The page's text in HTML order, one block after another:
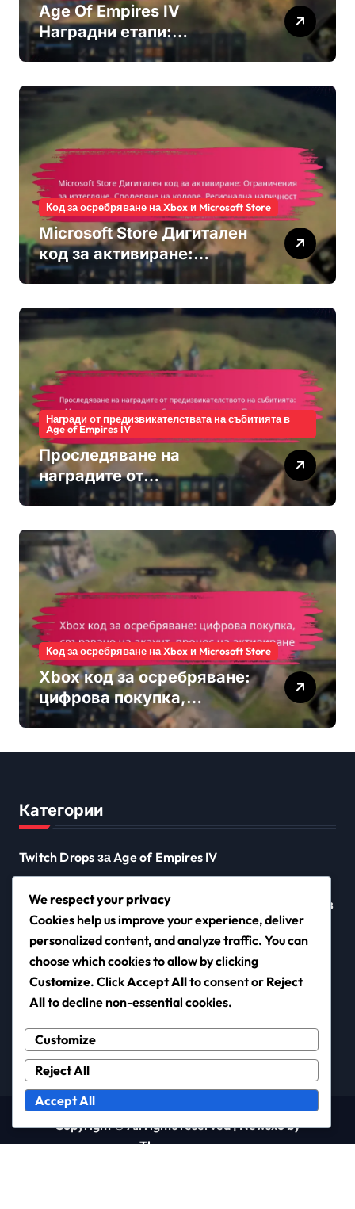
Age Of Empires IV
Наградни етапи:
Проследяване на
на бонуси, Признание от
общността
Код за осребряване на Xbox и Microsoft Store
Microsoft Store Дигитален
код за активиране:
Ограничения за изтегляне,
Регионална наличност
Награди от предизвикателствата на събитията в
Age of Empires IV
Проследяване на
наградите от
предизвикателството на
напредъка, Системи за
класиране, Процедури за
заявяване
Код за осребряване на Xbox и Microsoft Store
Xbox код за осребряване:
цифрова покупка,
свързване на акаунт,
Категории
Twitch Drops за Age of Empires IV
Код за осребряване на Xbox и Microsoft Store
Награди от предизвикателствата на събитията в
Age of Empires IV
cdnsuperbike.com
Copyright © All rights reserved|Newsxoby
Themeansar.
We respect your privacy
Cookies help us improve your experience, deliver
personalized content, and analyze traffic. You can
choose which cookies to allow by clicking
Customize. ClickAccept Allto consent or Reject
Allto decline non-essential cookies.
Customize
Reject All
Accept All